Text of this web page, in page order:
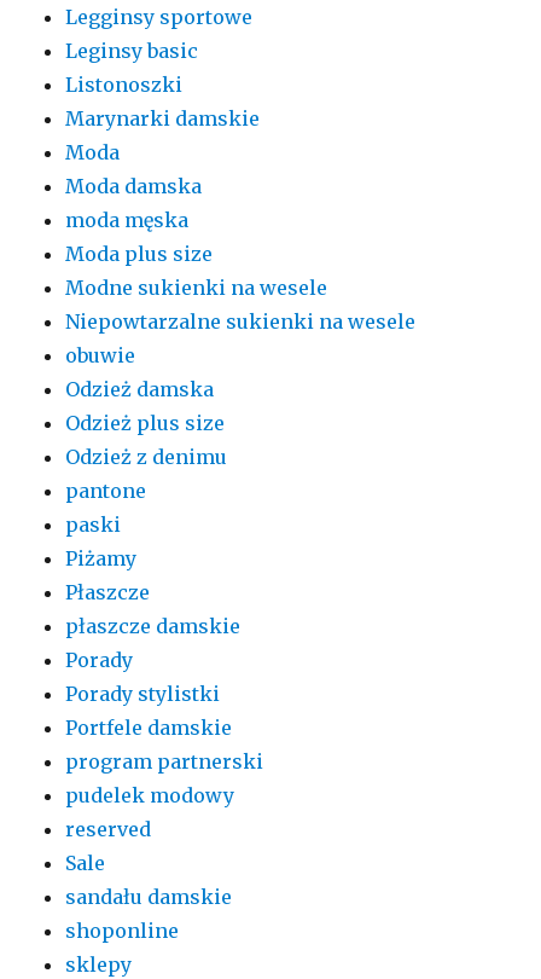
Legginsy sportowe
Leginsy basic
Listonoszki
Marynarki damskie
Moda
Moda damska
moda męska
Moda plus size
Modne sukienki na wesele
Niepowtarzalne sukienki na wesele
obuwie
Odzież damska
Odzież plus size
Odzież z denimu
pantone
paski
Piżamy
Płaszcze
płaszcze damskie
Porady
Porady stylistki
Portfele damskie
program partnerski
pudelek modowy
reserved
Sale
sandału damskie
shoponline
sklepy